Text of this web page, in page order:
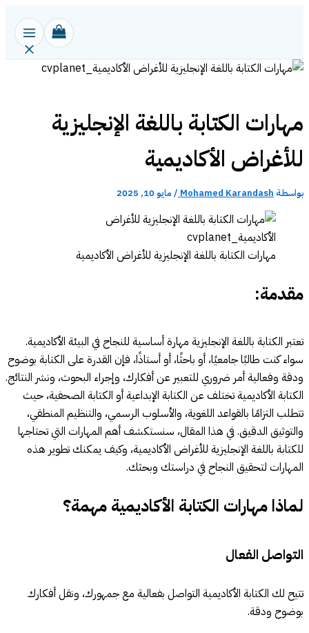
مهارات الكتابة باللغة الإنجليزية
للأغراض الأكاديمية
بواسطة Mohamed Karandash
/ مايو 10, 2025
مهارات الكتابة باللغة الإنجليزية للأغراض الأكاديمية
مقدمة:
تعتبر الكتابة باللغة الإنجليزية مهارة أساسية للنجاح في البيئة الأكاديمية.
سواء كنت طالبًا جامعيًا، أو باحثًا، أو أستاذًا، فإن القدرة على الكتابة بوضوح
ودقة وفعالية أمر ضروري للتعبير عن أفكارك، وإجراء البحوث، ونشر النتائج.
الكتابة الأكاديمية تختلف عن الكتابة الإبداعية أو الكتابة الصحفية، حيث
تتطلب التزامًا بالقواعد اللغوية، والأسلوب الرسمي، والتنظيم المنطقي،
والتوثيق الدقيق. في هذا المقال، سنستكشف أهم المهارات التي تحتاجها
للكتابة باللغة الإنجليزية للأغراض الأكاديمية، وكيف يمكنك تطوير هذه
المهارات لتحقيق النجاح في دراستك وبحثك.
لماذا مهارات الكتابة الأكاديمية مهمة؟
التواصل الفعال
تتيح لك الكتابة الأكاديمية التواصل بفعالية مع جمهورك، ونقل أفكارك
بوضوح ودقة.